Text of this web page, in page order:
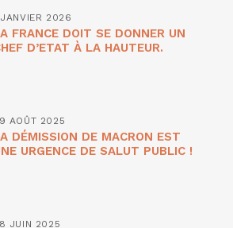
2026
FRANCE DOIT SE DONNER UN
D’ETAT À LA HAUTEUR.
AOÛT 2025
DÉMISSION DE MACRON EST
URGENCE DE SALUT PUBLIC !
JUIN 2025